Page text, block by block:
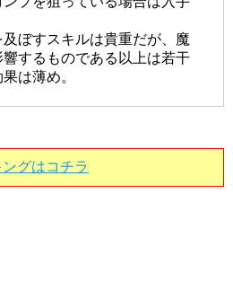
ぼすスキルは貴重だが、魔
するものである以上は若干
は薄め。
グはコチラ